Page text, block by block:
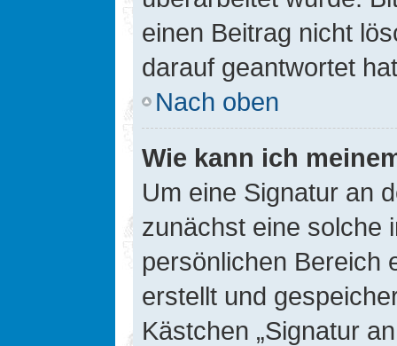
einen Beitrag nicht
darauf geantwortet
Nach oben
Wie kann ich
Um eine Signatur an
zunächst eine solche
persönlichen Bereich
erstellt und
Kästchen „Signatur